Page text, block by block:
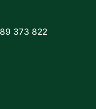
373 822